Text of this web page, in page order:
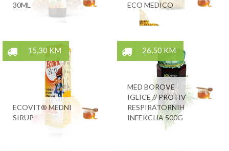
30ML
ECO MEDICO
15,30 KM
ECOVIT® MEDNI
SIRUP
26,50 KM
MED BOROVE
IGLICE // PROTIV
RESPIRATORNIH
INFEKCIJA 500G